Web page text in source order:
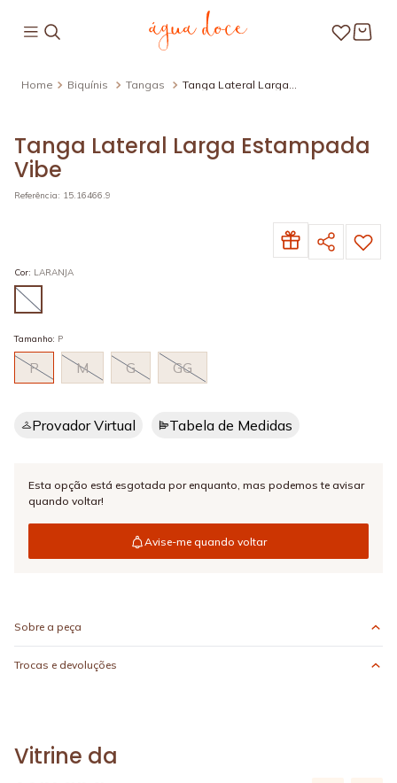
Biquínis Tangas
Tanga Lateral Larga
Tanga Lateral Larga Estampada
Vibe
Referência: 15.16466.9
Cor: LARANJA
Tamanho: P
P M G GG
Provador Virtual Tabela de Medidas
Esta opção está esgotada por enquanto, mas podemos te avisar
quando voltar!
Avise-me quando voltar
Sobre a peça
Trocas e devoluções
Vitrine da